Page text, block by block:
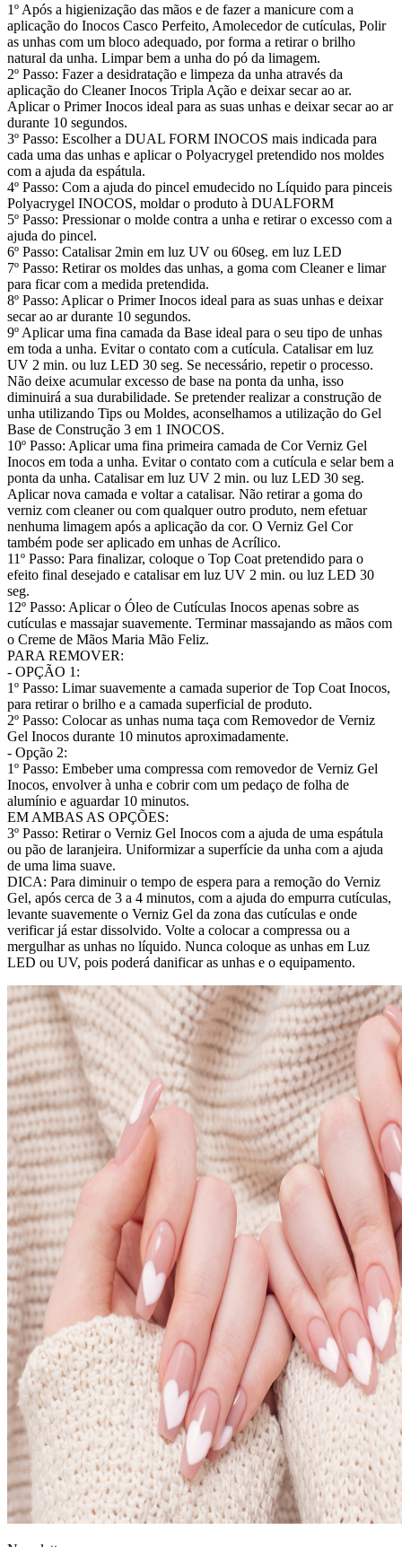
1º Após a higienização das mãos e de fazer a manicure com a
aplicação do Inocos Casco Perfeito, Amolecedor de cutículas, Polir
as unhas com um bloco adequado, por forma a retirar o brilho
natural da unha. Limpar bem a unha do pó da limagem.
2º Passo: Fazer a desidratação e limpeza da unha através da
aplicação do Cleaner Inocos Tripla Ação e deixar secar ao ar.
Aplicar o Primer Inocos ideal para as suas unhas e deixar secar ao ar
durante 10 segundos.
3º Passo: Escolher a DUAL FORM INOCOS mais indicada para
cada uma das unhas e aplicar o Polyacrygel pretendido nos moldes
com a ajuda da espátula.
4º Passo: Com a ajuda do pincel emudecido no Líquido para pinceis
Polyacrygel INOCOS, moldar o produto à DUALFORM
5º Passo: Pressionar o molde contra a unha e retirar o excesso com a
ajuda do pincel.
6º Passo: Catalisar 2min em luz UV ou 60seg. em luz LED
7º Passo: Retirar os moldes das unhas, a goma com Cleaner e limar
para ficar com a medida pretendida.
8º Passo: Aplicar o Primer Inocos ideal para as suas unhas e deixar
secar ao ar durante 10 segundos.
9º Aplicar uma fina camada da Base ideal para o seu tipo de unhas
em toda a unha. Evitar o contato com a cutícula. Catalisar em luz
UV 2 min. ou luz LED 30 seg. Se necessário, repetir o processo.
Não deixe acumular excesso de base na ponta da unha, isso
diminuirá a sua durabilidade. Se pretender realizar a construção de
unha utilizando Tips ou Moldes, aconselhamos a utilização do Gel
Base de Construção 3 em 1 INOCOS.
10º Passo: Aplicar uma fina primeira camada de Cor Verniz Gel
Inocos em toda a unha. Evitar o contato com a cutícula e selar bem a
ponta da unha. Catalisar em luz UV 2 min. ou luz LED 30 seg.
Aplicar nova camada e voltar a catalisar. Não retirar a goma do
verniz com cleaner ou com qualquer outro produto, nem efetuar
nenhuma limagem após a aplicação da cor. O Verniz Gel Cor
também pode ser aplicado em unhas de Acrílico.
11º Passo: Para finalizar, coloque o Top Coat pretendido para o
efeito final desejado e catalisar em luz UV 2 min. ou luz LED 30
seg.
12º Passo: Aplicar o Óleo de Cutículas Inocos apenas sobre as
cutículas e massajar suavemente. Terminar massajando as mãos com
o Creme de Mãos Maria Mão Feliz.
PARA REMOVER:
- OPÇÃO 1:
1º Passo: Limar suavemente a camada superior de Top Coat Inocos,
para retirar o brilho e a camada superficial de produto.
2º Passo: Colocar as unhas numa taça com Removedor de Verniz
Gel Inocos durante 10 minutos aproximadamente.
- Opção 2:
1º Passo: Embeber uma compressa com removedor de Verniz Gel
Inocos, envolver à unha e cobrir com um pedaço de folha de
alumínio e aguardar 10 minutos.
EM AMBAS AS OPÇÕES:
3º Passo: Retirar o Verniz Gel Inocos com a ajuda de uma espátula
ou pão de laranjeira. Uniformizar a superfície da unha com a ajuda
de uma lima suave.
DICA: Para diminuir o tempo de espera para a remoção do Verniz
Gel, após cerca de 3 a 4 minutos, com a ajuda do empurra cutículas,
levante suavemente o Verniz Gel da zona das cutículas e onde
verificar já estar dissolvido. Volte a colocar a compressa ou a
mergulhar as unhas no líquido. Nunca coloque as unhas em Luz
LED ou UV, pois poderá danificar as unhas e o equipamento.